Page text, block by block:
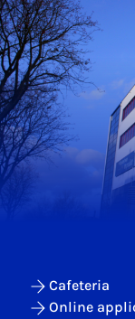
Cafeteria
Online